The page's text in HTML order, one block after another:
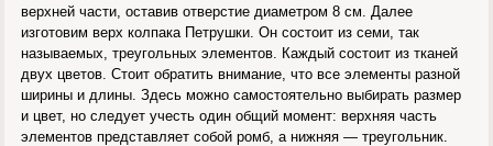
верхней части, оставив отверстие диаметром 8 см. Далее
изготовим верх колпака Петрушки. Он состоит из семи, так
называемых, треугольных элементов. Каждый состоит из тканей
двух цветов. Стоит обратить внимание, что все элементы разной
ширины и длины. Здесь можно самостоятельно выбирать размер
и цвет, но следует учесть один общий момент: верхняя часть
элементов представляет собой ромб, а нижняя — треугольник.